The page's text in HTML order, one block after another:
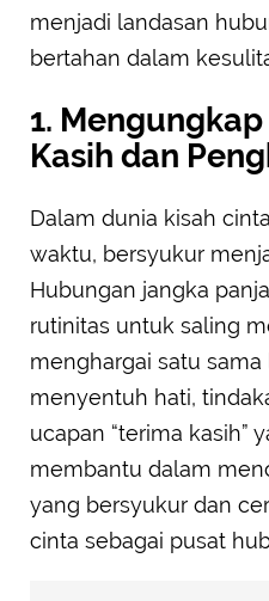
menjadi landasan
bertahan dalam
1.
Kasih dan
Dalam dunia kisah
waktu, bersyukur
Hubungan jangka
rutinitas untuk saling
menghargai satu sama
menyentuh hati,
ucapan “terima kasih”
membantu dalam
yang bersyukur dan
cinta sebagai pusat